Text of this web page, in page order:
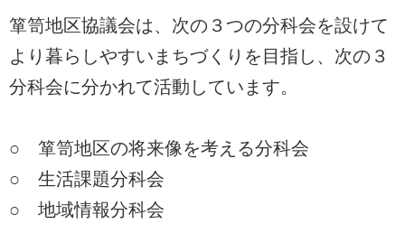
箪笥地区協議会は、次の３つの分科会を設けて
より暮らしやすいまちづくりを目指し、次の３
分科会に分かれて活動しています。
○ 箪笥地区の将来像を考える分科会
○ 生活課題分科会
○ 地域情報分科会